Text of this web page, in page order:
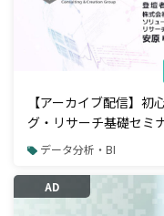
【アーカイブ配信】
グ・リサーチ基礎セミ
データ分析・BI
AD